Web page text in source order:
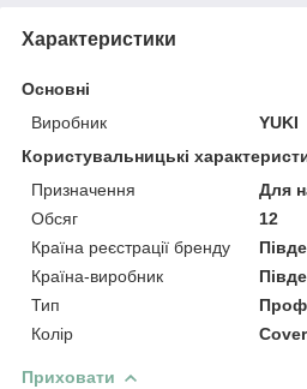
Характеристики
Основні
Виробник
YUKI
Користувальницькі
Призначення
Для
Обсяг
12
Країна реєстрації бренду
Країна-виробник
Тип
Колір
Приховати